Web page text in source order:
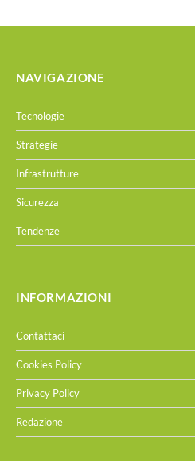
NAVIGAZIONE
Tecnologie
Strategie
Infrastrutture
Sicurezza
Tendenze
INFORMAZIONI
Contattaci
Cookies Policy
Privacy Policy
Redazione